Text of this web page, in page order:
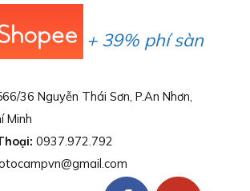
+ 39% phí sàn
36 Nguyễn Thái Sơn, P.An Nhơn,
Minh
0937.972.792